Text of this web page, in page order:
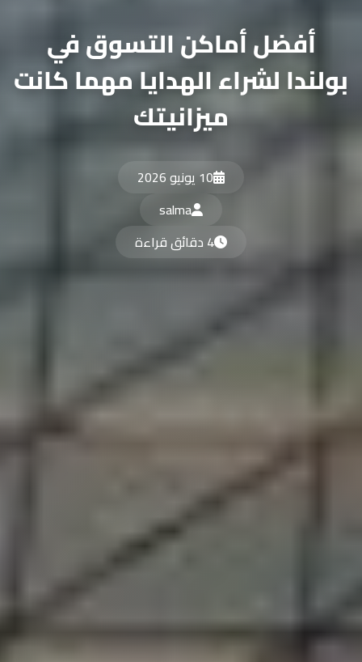
أفضل أماكن التسوق في
بولندا لشراء الهدايا مهما كانت
ميزانيتك
10 يونيو 2026
salma
4 دقائق قراءة